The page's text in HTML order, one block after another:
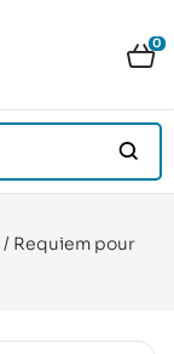
0
/ Requiem pour